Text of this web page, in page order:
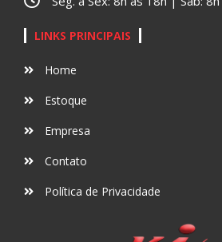
LINKS PRINCIPAIS
Home
Estoque
Empresa
Contato
Política de Privacidade